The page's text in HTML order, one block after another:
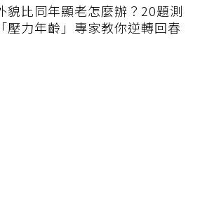
貌比同年顯老怎麼辦？20題測
「壓力年齡」專家教你逆轉回春